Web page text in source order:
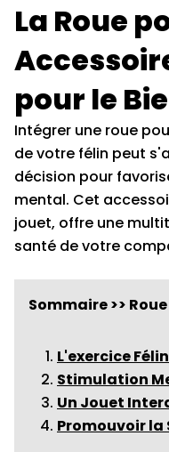
La Roue
pour le
Intégrer une roue
de votre félin peut
décision pour
mental. Cet
jouet, offre une
santé de votre
Sommaire >>
L'exercice
Stimulation
Un Jouet
Promouvoir la